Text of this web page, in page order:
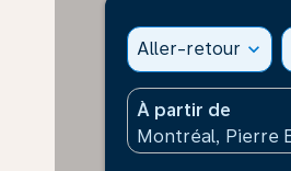
Aller-retour expand_more
À partir de